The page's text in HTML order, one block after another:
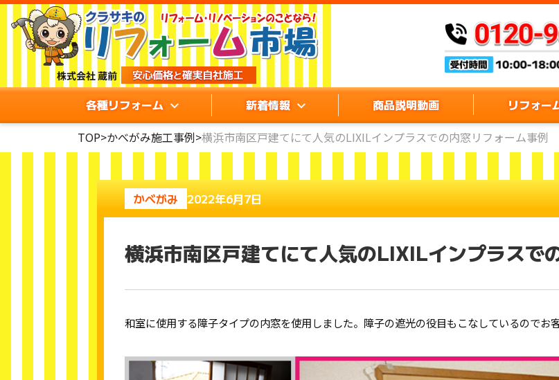
各種リフォーム 新着情報 商品説明動画 リフォー
TOP>かべがみ施工事例>横浜市南区戸建てにて人気のLIXILインプラスでの内窓リフォーム事例
かべがみ 2022年6月7日
横浜市南区戸建てにて人気のLIXILインプラスで
和室に使用する障子タイプの内窓を使用しました。障子の遮光の役目もこなしているのでお